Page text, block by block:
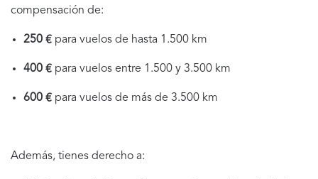
compensación de:
250 € para vuelos de hasta 1.500 km
400 € para vuelos entre 1.500 y 3.500 km
600 € para vuelos de más de 3.500 km
Además, tienes derecho a: